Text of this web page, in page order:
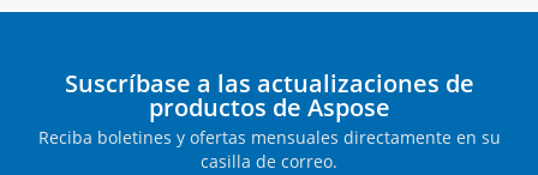
Suscríbase a las actualizaciones de
productos de Aspose
Reciba boletines y ofertas mensuales directamente en su
casilla de correo.